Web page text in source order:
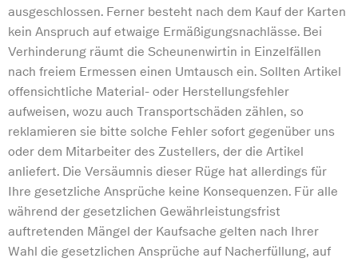
ausgeschlossen. Ferner besteht nach dem Kauf der Karten
kein Anspruch auf etwaige Ermäßigungsnachlässe. Bei
Verhinderung räumt die Scheunenwirtin in Einzelfällen
nach freiem Ermessen einen Umtausch ein. Sollten Artikel
offensichtliche Material- oder Herstellungsfehler
aufweisen, wozu auch Transportschäden zählen, so
reklamieren sie bitte solche Fehler sofort gegenüber uns
oder dem Mitarbeiter des Zustellers, der die Artikel
anliefert. Die Versäumnis dieser Rüge hat allerdings für
Ihre gesetzliche Ansprüche keine Konsequenzen. Für alle
während der gesetzlichen Gewährleistungsfrist
auftretenden Mängel der Kaufsache gelten nach Ihrer
Wahl die gesetzlichen Ansprüche auf Nacherfüllung, auf